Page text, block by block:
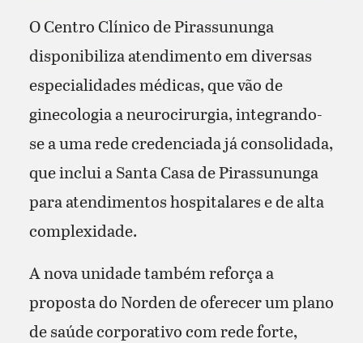
O Centro Clínico de Pirassununga
disponibiliza atendimento em diversas
especialidades médicas, que vão de
ginecologia a neurocirurgia, integrando-
se a uma rede credenciada já consolidada,
que inclui a Santa Casa de Pirassununga
para atendimentos hospitalares e de alta
complexidade.
A nova unidade também reforça a
proposta do Norden de oferecer um plano
de saúde corporativo com rede forte,